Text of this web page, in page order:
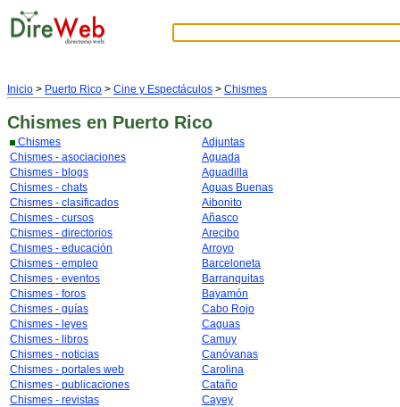
Inicio > Puerto Rico > Cine y Espectáculos > Chismes
Chismes en Puerto Rico
Chismes
Chismes - asociaciones
Chismes - blogs
Chismes - chats
Chismes - clasificados
Chismes - cursos
Chismes - directorios
Chismes - educación
Chismes - empleo
Chismes - eventos
Chismes - foros
Chismes - guías
Chismes - leyes
Chismes - libros
Chismes - noticias
Chismes - portales web
Chismes - publicaciones
Chismes - revistas
Adjuntas
Aguada
Aguadilla
Aguas Buenas
Aibonito
Añasco
Arecibo
Arroyo
Barceloneta
Barranquitas
Bayamón
Cabo Rojo
Caguas
Camuy
Canóvanas
Carolina
Cataño
Cayey